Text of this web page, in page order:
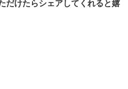
だけたらシェアしてくれると嬉